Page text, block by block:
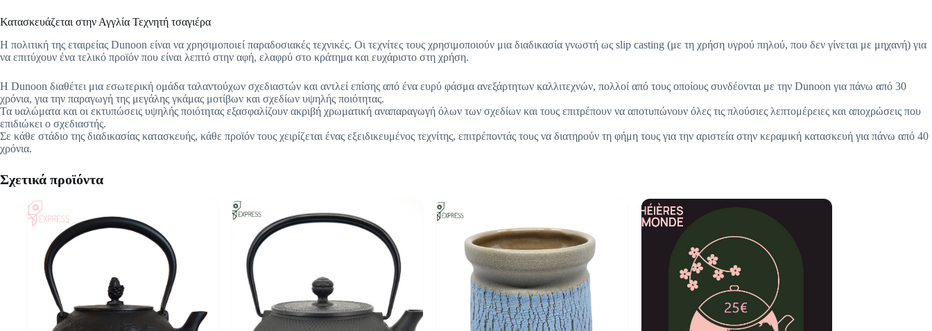
Κατασκευάζεται στην Αγγλία Τεχνητή τσαγιέρα
Η πολιτική της εταιρείας Dunoon είναι να χρησιμοποιεί παραδοσιακές τεχνικές. Οι τεχνίτες τους χρησιμοποιούν μια διαδικασία γνωστή ως slip casting (με τη χρήση υγρού πηλού, που δεν γίνεται με μηχανή) για
να επιτύχουν ένα τελικό προϊόν που είναι λεπτό στην αφή, ελαφρύ στο κράτημα και ευχάριστο στη χρήση.
Η Dunoon διαθέτει μια εσωτερική ομάδα ταλαντούχων σχεδιαστών και αντλεί επίσης από ένα ευρύ φάσμα ανεξάρτητων καλλιτεχνών, πολλοί από τους οποίους συνδέονται με την Dunoon για πάνω από 30
χρόνια, για την παραγωγή της μεγάλης γκάμας μοτίβων και σχεδίων υψηλής ποιότητας.
Τα υαλώματα και οι εκτυπώσεις υψηλής ποιότητας εξασφαλίζουν ακριβή χρωματική αναπαραγωγή όλων των σχεδίων και τους επιτρέπουν να αποτυπώνουν όλες τις πλούσιες λεπτομέρειες και αποχρώσεις που
επιδιώκει ο σχεδιαστής.
Σε κάθε στάδιο της διαδικασίας κατασκευής, κάθε προϊόν τους χειρίζεται ένας εξειδικευμένος τεχνίτης, επιτρέποντάς τους να διατηρούν τη φήμη τους για την αριστεία στην κεραμική κατασκευή για πάνω από 40
χρόνια.
Σχετικά προϊόντα